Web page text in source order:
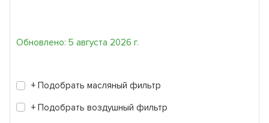
Обновлено: 5 августа 2026 г.
+ Подобрать масляный фильтр
+ Подобрать воздушный фильтр